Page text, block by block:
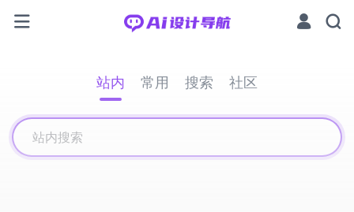
站内 常用 搜索 社区